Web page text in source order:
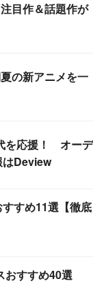
目作＆話題作が
の新アニメを一
を応援！ オーデ
はDeview
すめ11選【徹底
おすすめ40選